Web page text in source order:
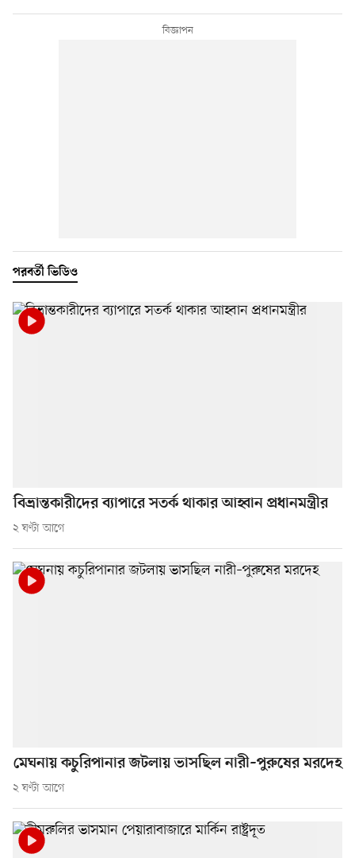
পরবর্তী ভিডিও
বিভ্রান্তকারীদের ব্যাপারে সতর্ক থাকার আহ্বান প্রধানমন্ত্রীর
২ ঘণ্টা আগে
মেঘনায় কচুরিপানার জটলায় ভাসছিল নারী–পুরুষের মরদেহ
২ ঘণ্টা আগে